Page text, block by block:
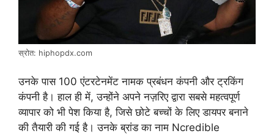
स्रोत: hiphopdx.com
उनके पास 100 एंटरटेनमेंट नामक प्रबंधन कंपनी और ट्रकिंग
कंपनी है। हाल ही में, उन्होंने अपने नज़रिए द्वारा सबसे महत्वपूर्ण
व्यापार को भी पेश किया है, जिसे छोटे बच्चों के लिए डायपर बनाने
की तैयारी की गई है। उनके ब्रांड का नाम Ncredible